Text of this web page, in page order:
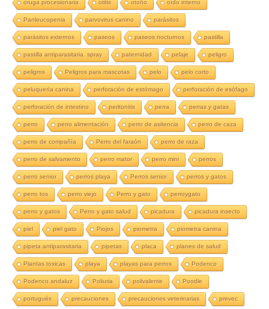
oruga procesionaria otitis otoño oído interno
Panleucopenia parvovirus canino parásitos
parásitos externos paseos paseos nocturnos pastilla
pastilla antiparasitaria. spray paternidad pelaje peligro
peligros Peligros para mascotas pelo pelo corto
peluquería canina perforación de estómago perforación de esófago
perforación de intestino peritonitis perra perras y gatas
perro perro alimentación perro de asitencia perro de caza
perro de compañía Perro del faraón perro de raza
perro de salvamento perro mator perro mini perros
perro senior perros playa Perros senior perros y gatos
perro tos perro viejo Perro y gato perroygato
perro y gatos Perro y gato salud picadura picadura insecto
piel piel gato Piojos piometra piometra canina
pipeta antiparasitaria pipetas placa planes de salud
Plantas toxicas playa playas para perros Podenco
Podenco andaluz Poliuria polivalente Poodle
portugués precauciones precauciones veterinarias prevec